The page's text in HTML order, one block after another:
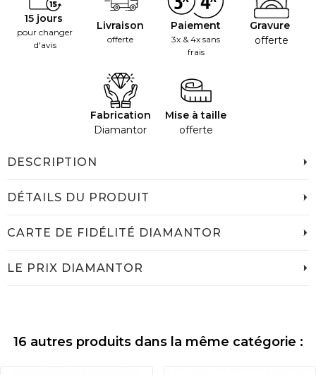
15 jours
pour changer
d'avis
Livraison
offerte
Paiement
3x & 4x sans
frais
Gravure
offerte
Fabrication
Diamantor
Mise à taille
offerte
DESCRIPTION
DÉTAILS DU PRODUIT
CARTE DE FIDÉLITÉ DIAMANTOR
LE PRIX DIAMANTOR
16 autres produits dans la même catégorie :